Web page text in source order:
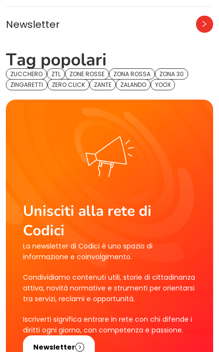
Newsletter
Tag popolari
ZUCCHERO ZTL ZONE ROSSE ZONA ROSSA
ZONA 30
ZINGARETTI
ZERO CLICK ZANTE ZALANDO YOOX
Unisciti alla rete di
Codici
La newsletter di Codici è uno spazio di
informazione e coinvolgimento.
Condividiamo contenuti utili, storie di cittadinanza
attiva, novità normative e strumenti per orientarsi
tra servizi, reclami e opportunità.
Iscriverti significa entrare in rete con chi difende i
diritti ogni giorno, con competenza e passione.
Newsletter